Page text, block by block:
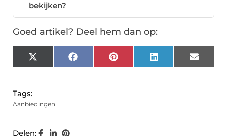
bekijken?
Goed artikel? Deel hem dan op:
X
(Twitter)
FacebookPinterest LinkedIn Email
Tags:
Aanbiedingen
Delen: